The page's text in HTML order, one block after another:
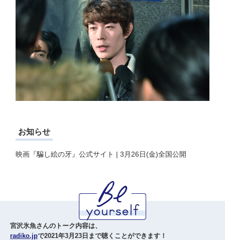
お知らせ
映画『騙し絵の牙』公式サイト | 3月26日(金)全国公開
宮沢氷魚さんのトーク内容は、
radiko.jpで2021年3月23日まで聴くことができます！